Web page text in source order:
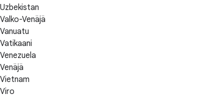
Uzbekistan
Valko-Venäjä
Vanuatu
Vatikaani
Venezuela
Venäjä
Vietnam
Viro